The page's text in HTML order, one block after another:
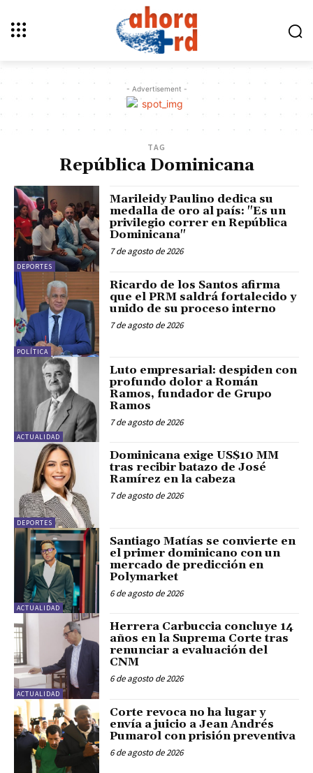
- Advertisement -
TAG
República Dominicana
DEPORTES
Marileidy Paulino dedica su
medalla de oro al país: "Es un
privilegio correr en República
Dominicana"
7 de agosto de 2026
POLÍTICA
Ricardo de los Santos afirma
que el PRM saldrá fortalecido y
unido de su proceso interno
7 de agosto de 2026
ACTUALIDAD
Luto empresarial: despiden con
profundo dolor a Román
Ramos, fundador de Grupo
Ramos
7 de agosto de 2026
DEPORTES
Dominicana exige US$10 MM
tras recibir batazo de José
Ramírez en la cabeza
7 de agosto de 2026
ACTUALIDAD
Santiago Matías se convierte en
el primer dominicano con un
mercado de predicción en
Polymarket
6 de agosto de 2026
ACTUALIDAD
Herrera Carbuccia concluye 14
años en la Suprema Corte tras
renunciar a evaluación del
CNM
6 de agosto de 2026
Corte revoca no ha lugar y
envía a juicio a Jean Andrés
Pumarol con prisión preventiva
6 de agosto de 2026